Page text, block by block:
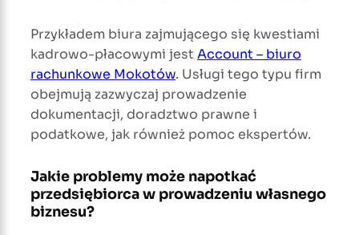
Przykładem biura zajmującego się kwestiami
kadrowo-płacowymi jest Account – biuro
rachunkowe Mokotów. Usługi tego typu firm
obejmują zazwyczaj prowadzenie
dokumentacji, doradztwo prawne i
podatkowe, jak również pomoc ekspertów.
Jakie problemy może napotkać
przedsiębiorca w prowadzeniu własnego
biznesu?